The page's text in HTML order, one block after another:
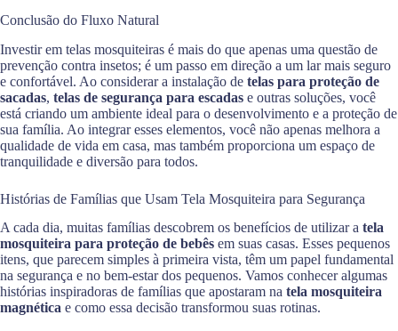
Conclusão do Fluxo Natural
Investir em telas mosquiteiras é mais do que apenas uma questão de
prevenção contra insetos; é um passo em direção a um lar mais seguro
e confortável. Ao considerar a instalação de telas para proteção de
sacadas, telas de segurança para escadas e outras soluções, você
está criando um ambiente ideal para o desenvolvimento e a proteção de
sua família. Ao integrar esses elementos, você não apenas melhora a
qualidade de vida em casa, mas também proporciona um espaço de
tranquilidade e diversão para todos.
Histórias de Famílias que Usam Tela Mosquiteira para Segurança
A cada dia, muitas famílias descobrem os benefícios de utilizar a tela
mosquiteira para proteção de bebês em suas casas. Esses pequenos
itens, que parecem simples à primeira vista, têm um papel fundamental
na segurança e no bem-estar dos pequenos. Vamos conhecer algumas
histórias inspiradoras de famílias que apostaram na tela mosquiteira
magnética e como essa decisão transformou suas rotinas.